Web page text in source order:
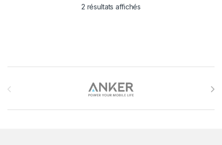
2 résultats affichés